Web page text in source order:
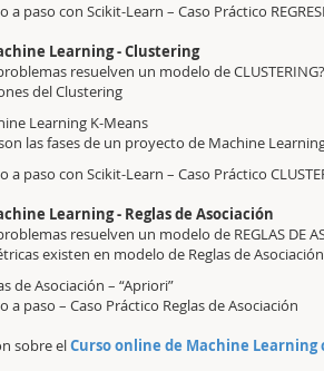
a paso con Scikit-Learn – Caso Práctico
Learning - Clustering
resuelven un modelo de CLUSTERING?
del Clustering
Learning K-Means
las fases de un proyecto de Machine
a paso con Scikit-Learn – Caso Práctico
Learning - Reglas de Asociación
resuelven un modelo de REGLAS DE
existen en modelo de Reglas de
de Asociación – “Apriori”
a paso – Caso Práctico Reglas de Asociación
sobre elCurso online de Machine Learning